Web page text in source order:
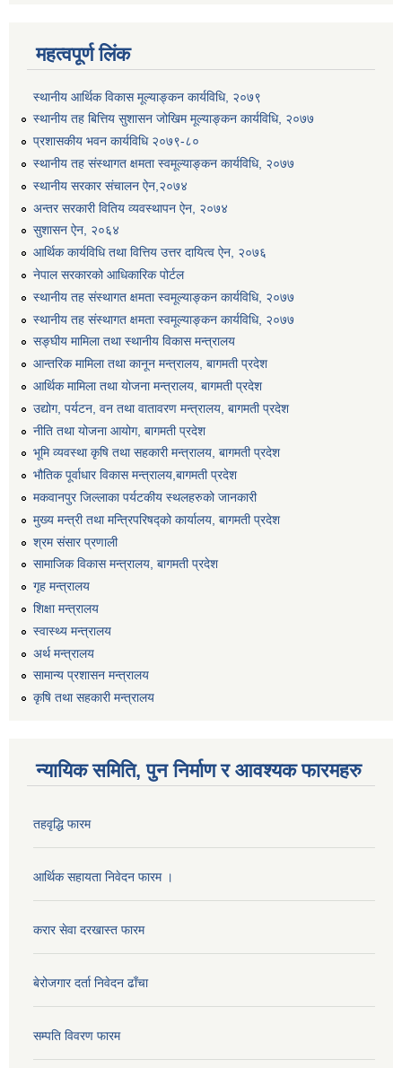
महत्वपूर्ण लिंक
स्थानीय आर्थिक विकास मूल्याङ्कन कार्यविधि, २०७९
स्थानीय तह बित्तिय सुशासन जोखिम मूल्याङ्कन कार्यविधि, २०७७
प्रशासकीय भवन कार्यविधि २०७९-८०
स्थानीय तह संस्थागत क्षमता स्वमूल्याङ्कन कार्यविधि, २०७७
स्थानीय सरकार संचालन ऐन,२०७४
अन्तर सरकारी वितिय व्यवस्थापन ऐन, २०७४
सुशासन ऐन, २०६४
आर्थिक कार्यविधि तथा वित्तिय उत्तर दायित्व ऐन, २०७६
नेपाल सरकारको आधिकारिक पोर्टल
स्थानीय तह संस्थागत क्षमता स्वमूल्याङ्कन कार्यविधि, २०७७
स्थानीय तह संस्थागत क्षमता स्वमूल्याङ्कन कार्यविधि, २०७७
सङ्घीय मामिला तथा स्थानीय विकास मन्त्रालय
आन्तरिक मामिला तथा कानून मन्त्रालय, बागमती प्रदेश
आर्थिक मामिला तथा योजना मन्त्रालय, बागमती प्रदेश
उद्योग, पर्यटन, वन तथा वातावरण मन्त्रालय, बागमती प्रदेश
नीति तथा योजना आयोग, बागमती प्रदेश
भूमि व्यवस्था कृषि तथा सहकारी मन्त्रालय, बागमती प्रदेश
भौतिक पूर्वाधार विकास मन्त्रालय,बागमती प्रदेश
मकवानपुर जिल्लाका पर्यटकीय स्थलहरुको जानकारी
मुख्य मन्त्री तथा मन्त्रिपरिषद्को कार्यालय, बागमती प्रदेश
श्रम संसार प्रणाली
सामाजिक विकास मन्त्रालय, बागमती प्रदेश
गृह मन्त्रालय
शिक्षा मन्त्रालय
स्वास्थ्य मन्त्रालय
अर्थ मन्त्रालय
सामान्य प्रशासन मन्त्रालय
कृषि तथा सहकारी मन्त्रालय
न्यायिक समिति, पुन निर्माण र आवश्यक फारमहरु
तहवृद्धि फारम
आर्थिक सहायता निवेदन फारम ।
करार सेवा दरखास्त फारम
बेरोजगार दर्ता निवेदन ढाँचा
सम्पति विवरण फारम